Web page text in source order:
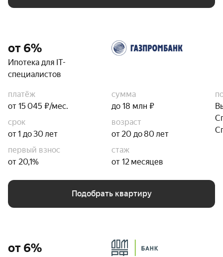
от 6%
Ипотека для IT-
специалистов
платёж
от 15 045 ₽/мес.
сумма
до 18 млн ₽
срок
от 1 до 30 лет
возраст
от 20 до 80 лет
первый взнос
от 20,1%
стаж
от 12 месяцев
Подобрать квартиру
от 6%